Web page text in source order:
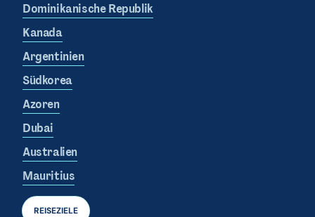
Dominikanische Republik
Kanada
Argentinien
Südkorea
Azoren
Dubai
Australien
Mauritius
REISEZIELE